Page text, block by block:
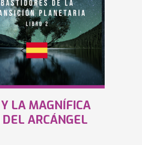
LA MAGNÍFICA
ARCÁNGEL